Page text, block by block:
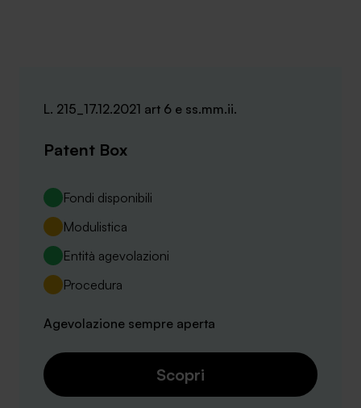
L. 215_17.12.2021 art 6 e ss.mm.ii.
Patent Box
Fondi disponibili
Modulistica
Entità agevolazioni
Procedura
Agevolazione sempre aperta
Scopri